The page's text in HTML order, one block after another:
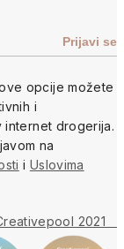
opcije možete
i
internet drogerija.
na
i Uslovima